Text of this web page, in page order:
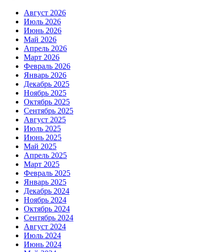
Август 2026
Июль 2026
Июнь 2026
Май 2026
Апрель 2026
Март 2026
Февраль 2026
Январь 2026
Декабрь 2025
Ноябрь 2025
Октябрь 2025
Сентябрь 2025
Август 2025
Июль 2025
Июнь 2025
Май 2025
Апрель 2025
Март 2025
Февраль 2025
Январь 2025
Декабрь 2024
Ноябрь 2024
Октябрь 2024
Сентябрь 2024
Август 2024
Июль 2024
Июнь 2024